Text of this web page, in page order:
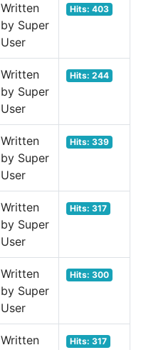
Written
by Super
User
Hits: 403
Written
by Super
User
Hits: 244
Written
by Super
User
Hits: 339
Written
by Super
User
Hits: 317
Written
by Super
User
Hits: 300
Written
Hits: 317